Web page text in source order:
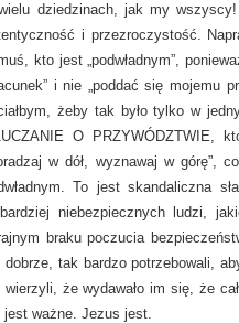
dziedzinach, jak my
i przezroczystość.
kto jest „podwładnym”,
i nie „poddać się mojemu
żeby tak było tylko w
O PRZYWÓDZTWIE,
w dół, wyznawaj w górę”,
To jest skandaliczna
niebezpiecznych ludzi,
braku poczucia
dobrze, tak bardzo potrzebowali,
wierzyli, że wydawało im się, że
jest ważne. Jezus jest.